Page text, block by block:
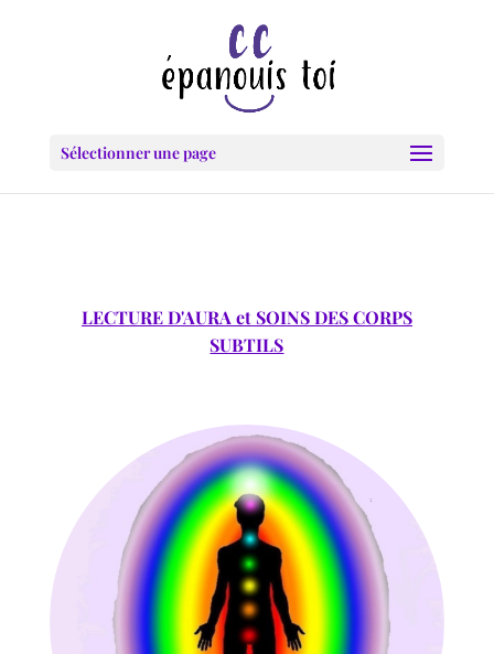
Sélectionner une page
LECTURE D'AURA et SOINS DES CORPS
SUBTILS